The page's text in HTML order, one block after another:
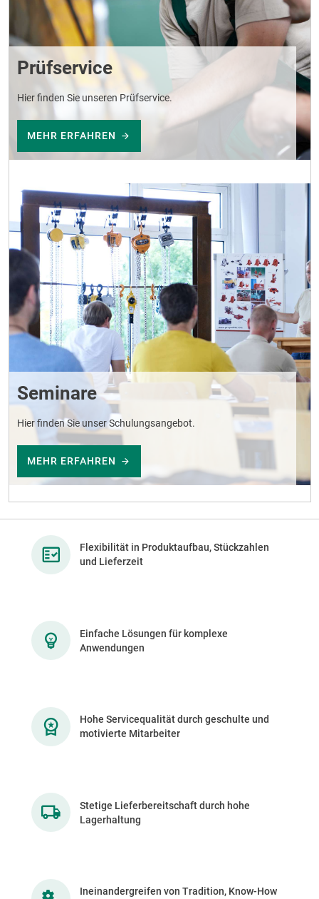
Prüfservice
Hier finden Sie unseren Prüfservice.
MEHR ERFAHREN
Seminare
Hier finden Sie unser Schulungsangebot.
MEHR ERFAHREN
Flexibilität in Produktaufbau, Stückzahlen
und Lieferzeit
Einfache Lösungen für komplexe
Anwendungen
Hohe Servicequalität durch geschulte und
motivierte Mitarbeiter
Stetige Lieferbereitschaft durch hohe
Lagerhaltung
Ineinandergreifen von Tradition, Know-How